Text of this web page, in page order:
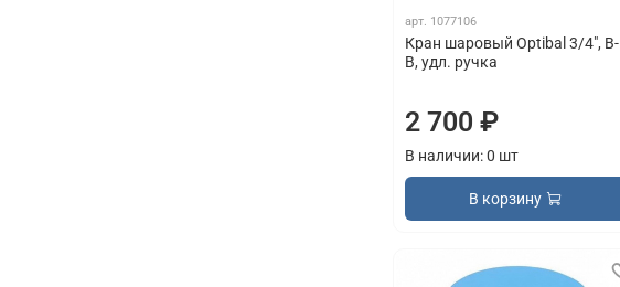
арт. 1077106
Кран шаровый Optibal 3/4", В-
В, удл. ручка
2 700 ₽
В наличии: 0 шт
В корзину